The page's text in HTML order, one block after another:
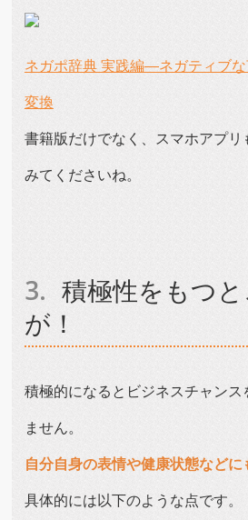
ネガポ辞典 実践編―ネガティブ
変換
書籍版だけでなく、スマホアプリ
みてくださいね。
積極性をもつ
が！
積極的になるとビジネスチャンス
ません。
自分自身の表情や健康状態などに
具体的には以下のような点です。